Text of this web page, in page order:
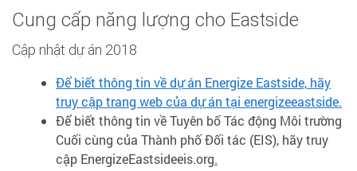
Cung cấp năng lượng cho Eastside
Cập nhật dự án 2018
Để biết thông tin về dự án Energize Eastside, hãy
truy cập trang web của dự án tại energizeeastside.
Để biết thông tin về Tuyên bố Tác động Môi trường
Cuối cùng của Thành phố Đối tác (EIS), hãy truy
cập EnergizeEastsideeis.org.